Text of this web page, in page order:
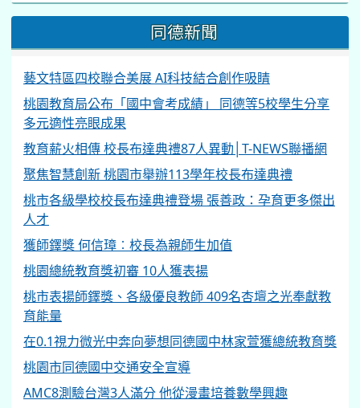
同德新聞
藝文特區四校聯合美展 AI科技結合創作吸睛
桃園教育局公布「國中會考成績」 同德等5校學生分享
多元適性亮眼成果
教育薪火相傳 校長布達典禮87人異動│T-NEWS聯播網
聚焦智慧創新 桃園市舉辦113學年校長布達典禮
桃市各級學校校長布達典禮登場 張善政：孕育更多傑出
人才
獲師鐸獎 何信璋︰校長為親師生加值
桃園總統教育獎初審 10人獲表揚
桃市表揚師鐸獎、各級優良教師 409名杏壇之光奉獻教
育能量
在0.1視力微光中奔向夢想同德國中林家萱獲總統教育獎
桃園市同德國中交通安全宣導
AMC8測驗台灣3人滿分 他從漫畫培養數學興趣